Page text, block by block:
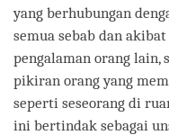
yang berhubungan
semua sebab dan
pengalaman orang lain,
pikiran orang yang
seperti seseorang di
ini bertindak sebagai